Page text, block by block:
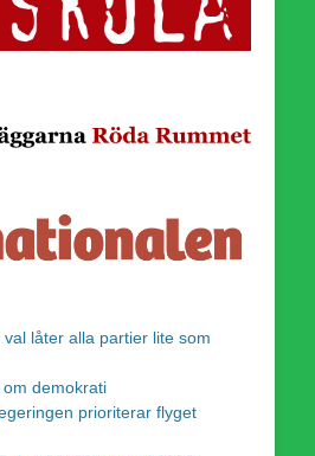
val låter alla partier lite som
demokrati
prioriterar flyget